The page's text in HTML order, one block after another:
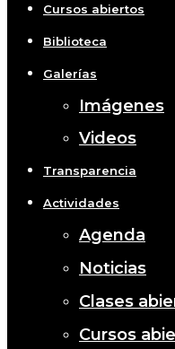
Cursos abiertos
Biblioteca
Galerías
Imágenes
Videos
Transparencia
Actividades
Agenda
Noticias
Clases
Cursos